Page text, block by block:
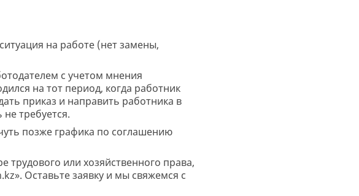
на работе (нет замены,
с учетом мнения
на тот период, когда работник
приказ и направить работника в
требуется.
позже графика по соглашению
трудового или хозяйственного права,
Оставьте заявку и мы свяжемся с